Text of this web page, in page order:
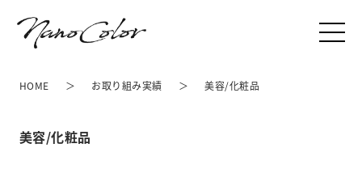
美容/化粧品
HOME お取り組み実績 美容/化粧品